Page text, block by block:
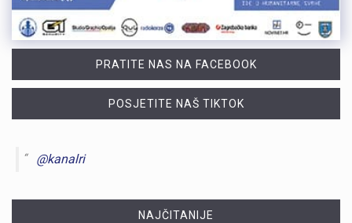
PRATITE NAS NA FACEBOOK
POSJETITE NAŠ TIKTOK
@kanalri
NAJČITANIJE